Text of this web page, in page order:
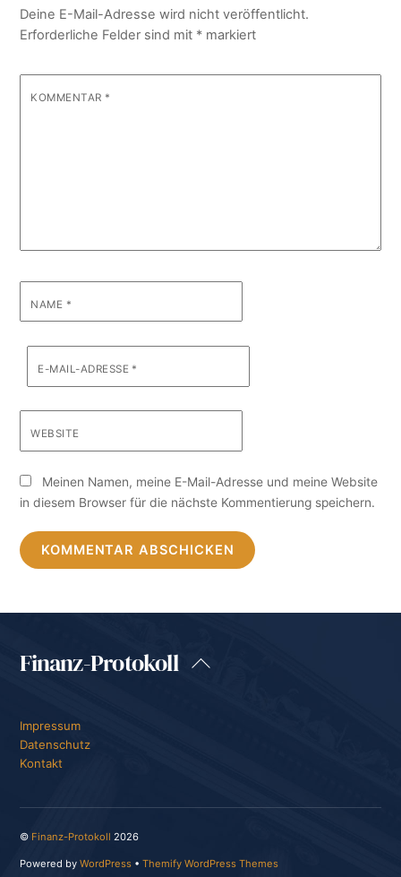
Deine E-Mail-Adresse wird nicht veröffentlicht.
Erforderliche Felder sind mit * markiert
KOMMENTAR *
NAME *
E-MAIL-ADRESSE *
WEBSITE
Meinen Namen, meine E-Mail-Adresse und meine Website
in diesem Browser für die nächste Kommentierung speichern.
Back
Finanz-Protokoll
Impressum
Datenschutz
Kontakt
© Finanz-Protokoll 2026
Powered byWordPress •Themify WordPress Themes